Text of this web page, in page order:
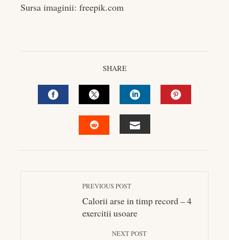
Sursa imaginii: freepik.com
SHARE
FACEBOOKTWITTERLINKEDIN
PREVIOUS POST
Calorii arse in timp record – 4
exercitii usoare
NEXT POST